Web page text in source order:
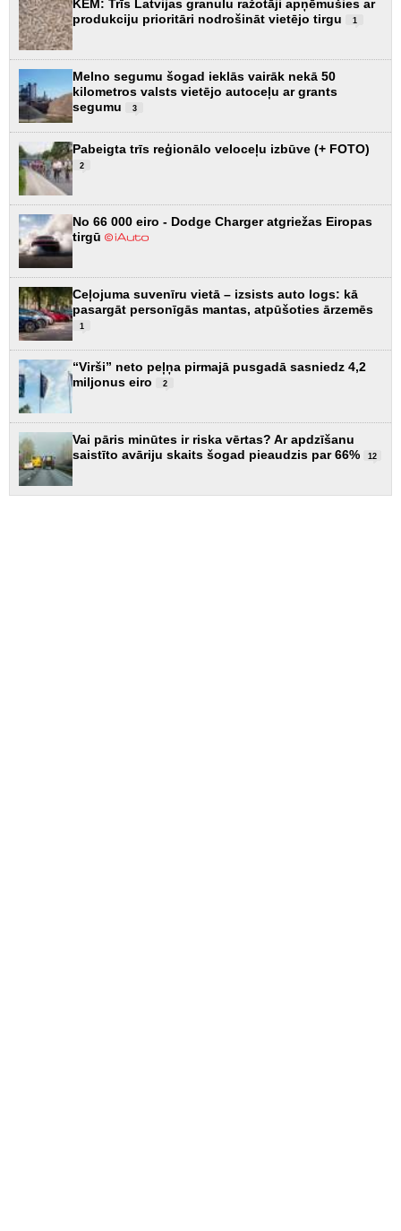
KEM: Trīs Latvijas granulu ražotāji apņēmušies ar
produkciju prioritāri nodrošināt vietējo tirgu
1
Melno segumu šogad ieklās vairāk nekā 50
kilometros valsts vietējo autoceļu ar grants
segumu
3
Pabeigta trīs reģionālo veloceļu izbūve (+ FOTO)
2
No 66 000 eiro - Dodge Charger atgriežas Eiropas
tirgū
Ceļojuma suvenīru vietā – izsists auto logs: kā
pasargāt personīgās mantas, atpūšoties ārzemēs
1
“Virši” neto peļņa pirmajā pusgadā sasniedz 4,2
miljonus eiro
2
Vai pāris minūtes ir riska vērtas? Ar apdzīšanu
saistīto avāriju skaits šogad pieaudzis par 66%
12